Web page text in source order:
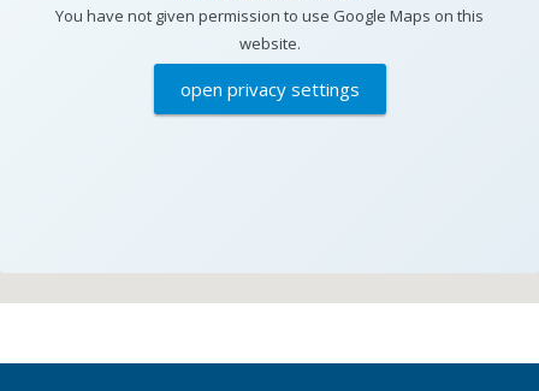
You have not given permission to use Google Maps on this
website.
open privacy settings